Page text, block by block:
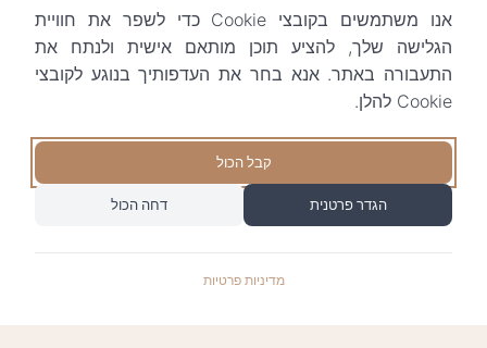
אנו משתמשים בקובצי Cookie כדי לשפר את חוויית
הגלישה שלך, להציע תוכן מותאם אישית ולנתח את
התעבורה באתר. אנא בחר את העדפותיך בנוגע לקובצי
Cookie להלן.
קבל הכול
הגדר פרטנית דחה הכול
מדיניות פרטיות